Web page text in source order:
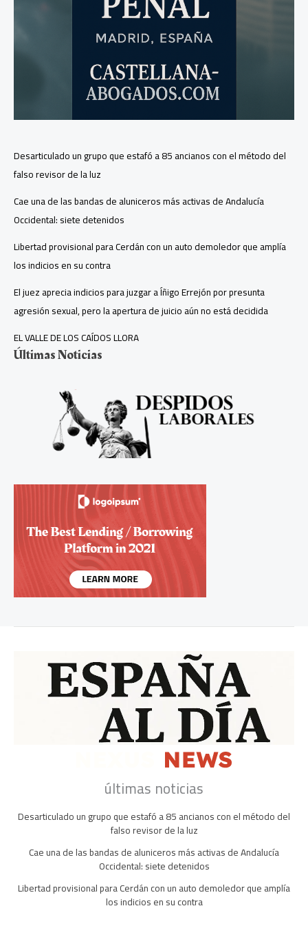
Desarticulado un grupo que estafó a 85 ancianos con el método del
falso revisor de la luz
Cae una de las bandas de aluniceros más activas de Andalucía
Occidental: siete detenidos
Libertad provisional para Cerdán con un auto demoledor que amplía
los indicios en su contra
El juez aprecia indicios para juzgar a Íñigo Errejón por presunta
agresión sexual, pero la apertura de juicio aún no está decidida
EL VALLE DE LOS CAÍDOS LLORA
Últimas Noticias
últimas noticias
Desarticulado un grupo que estafó a 85 ancianos con el método del
falso revisor de la luz
Cae una de las bandas de aluniceros más activas de Andalucía
Occidental: siete detenidos
Libertad provisional para Cerdán con un auto demoledor que amplía
los indicios en su contra